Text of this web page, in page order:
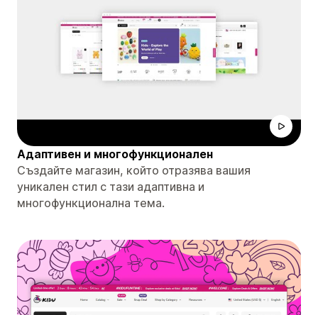
Адаптивен и многофункционален
Създайте магазин, който отразява вашия
уникален стил с тази адаптивна и
многофункционална тема.